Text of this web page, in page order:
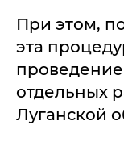
При этом,
эта
отдельных
Луганской